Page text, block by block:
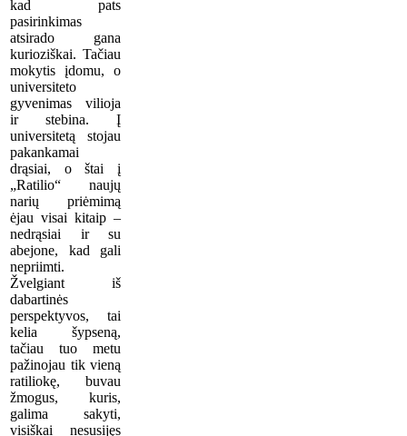
kad pats
pasirinkimas
atsirado gana
kurioziškai. Tačiau
mokytis įdomu, o
universiteto
gyvenimas vilioja
ir stebina. Į
universitetą stojau
pakankamai
drąsiai, o štai į
„Ratilio“ naujų
narių priėmimą
ėjau visai kitaip –
nedrąsiai ir su
abejone, kad gali
nepriimti.
Žvelgiant iš
dabartinės
perspektyvos, tai
kelia šypseną,
tačiau tuo metu
pažinojau tik vieną
ratiliokę, buvau
žmogus, kuris,
galima sakyti,
visiškai nesusijęs